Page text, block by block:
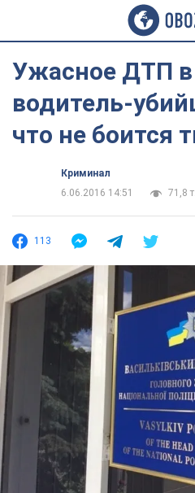
Ужасное ДТП в
водитель-
что не боится
Криминал
6.06.2016 14:51
71,8 т.
113